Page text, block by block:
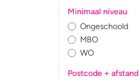
Minimaal niveau
Ongeschoold
MBO
WO
Postcode + afstand